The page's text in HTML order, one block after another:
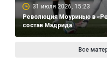
31 июля 2026, 15:23
Революция Моуринью в
состав Мадрида
Все